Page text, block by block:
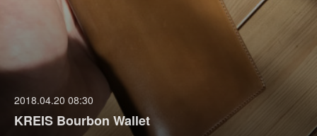
2018.04.20 08:30
KREIS Bourbon Wallet